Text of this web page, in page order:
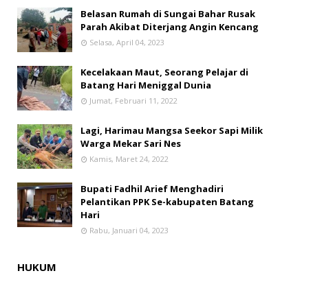
Belasan Rumah di Sungai Bahar Rusak
Parah Akibat Diterjang Angin Kencang
Selasa, April 04, 2023
Kecelakaan Maut, Seorang Pelajar di
Batang Hari Meniggal Dunia
Jumat, Februari 11, 2022
Lagi, Harimau Mangsa Seekor Sapi Milik
Warga Mekar Sari Nes
Kamis, Maret 24, 2022
Bupati Fadhil Arief Menghadiri
Pelantikan PPK Se-kabupaten Batang
Hari
Rabu, Januari 04, 2023
HUKUM